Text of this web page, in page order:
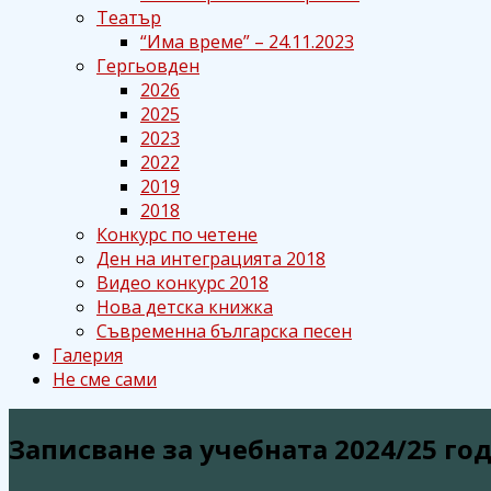
Театър
“Има време” – 24.11.2023
Гергьовден
2026
2025
2023
2022
2019
2018
Конкурс по четене
Ден на интеграцията 2018
Видео конкурс 2018
Нова детска книжка
Съвременна българска песен
Галерия
Не сме сами
Записване за учебната 2024/25